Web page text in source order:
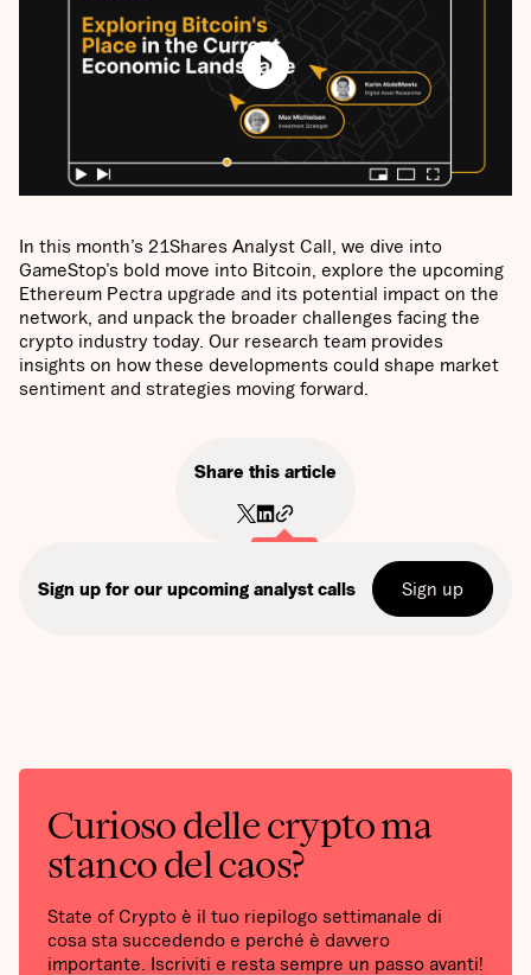
In this month’s 21Shares Analyst Call, we dive into
GameStop’s bold move into Bitcoin, explore the upcoming
Ethereum Pectra upgrade and its potential impact on the
network, and unpack the broader challenges facing the
crypto industry today. Our research team provides
insights on how these developments could shape market
sentiment and strategies moving forward.
Share this article
Sign up for our upcoming analyst calls Sign up
Curioso delle crypto ma
stanco del caos?
State of Crypto è il tuo riepilogo settimanale di
cosa sta succedendo e perché è davvero
importante. Iscriviti e resta sempre un passo avanti!